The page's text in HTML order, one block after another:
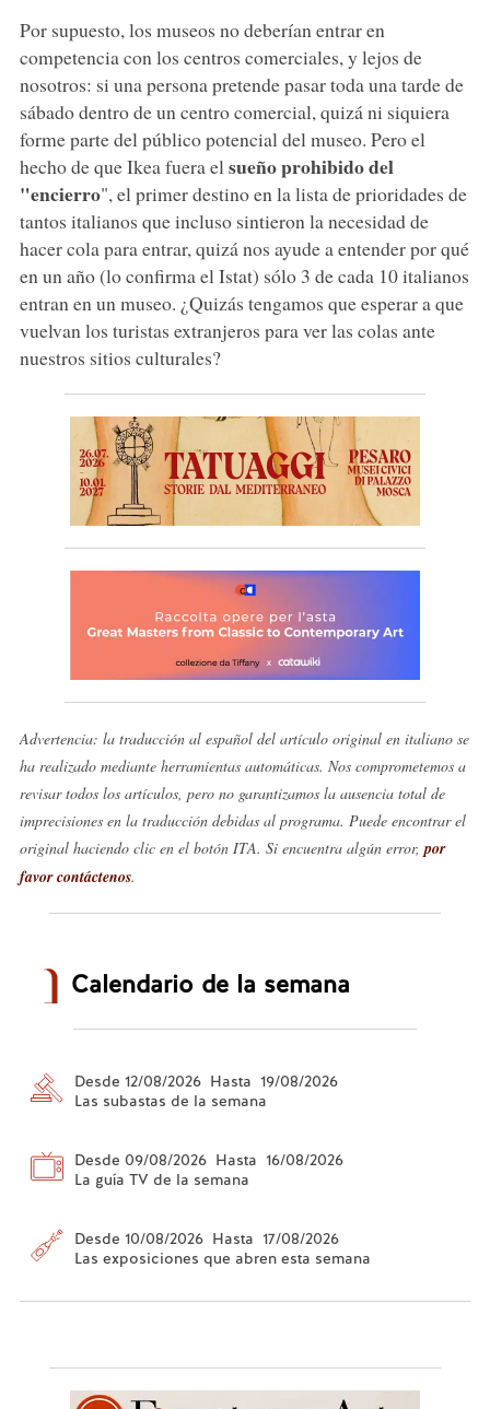
Por supuesto, los museos no deberían entrar en
competencia con los centros comerciales, y lejos de
nosotros: si una persona pretende pasar toda una tarde de
sábado dentro de un centro comercial, quizá ni siquiera
forme parte del público potencial del museo. Pero el
hecho de que Ikea fuera el sueño prohibido del
"encierro", el primer destino en la lista de prioridades de
tantos italianos que incluso sintieron la necesidad de
hacer cola para entrar, quizá nos ayude a entender por qué
en un año (lo confirma el Istat) sólo 3 de cada 10 italianos
entran en un museo. ¿Quizás tengamos que esperar a que
vuelvan los turistas extranjeros para ver las colas ante
nuestros sitios culturales?
Advertencia: la traducción al español del artículo original en italiano se
ha realizado mediante herramientas automáticas. Nos comprometemos a
revisar todos los artículos, pero no garantizamos la ausencia total de
imprecisiones en la traducción debidas al programa. Puede encontrar el
original haciendo clic en el botón ITA. Si encuentra algún error, por
favor contáctenos.
Calendario de la semana
Desde 12/08/2026 Hasta 19/08/2026
Las subastas de la semana
Desde 09/08/2026 Hasta 16/08/2026
La guía TV de la semana
Desde 10/08/2026 Hasta 17/08/2026
Las exposiciones que abren esta semana